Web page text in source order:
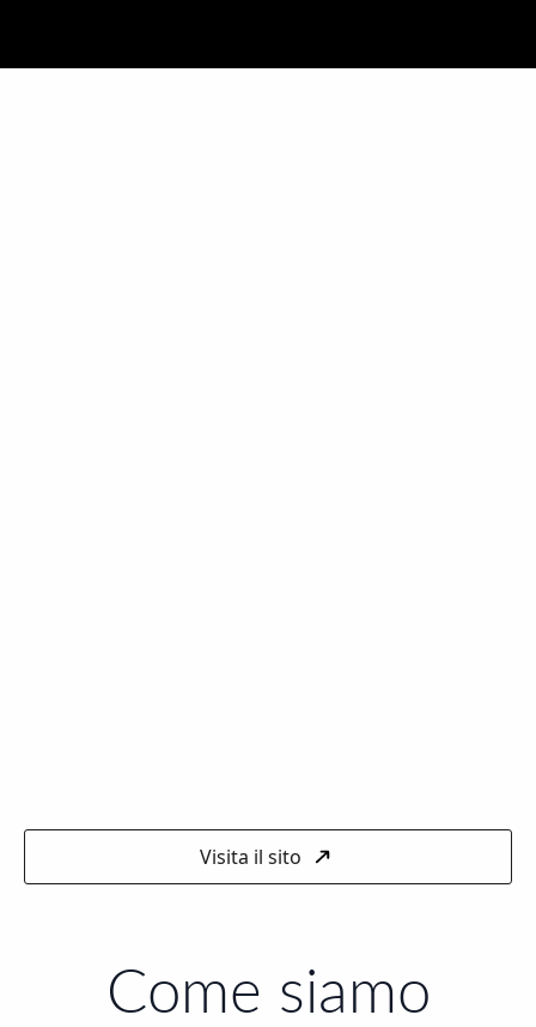
Visita il sito
Come siamo